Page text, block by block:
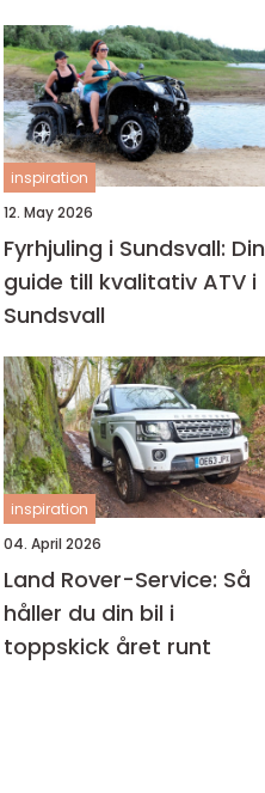
däck
inspiration
12. May 2026
Fyrhjuling i Sundsvall: Din
guide till kvalitativ ATV i
Sundsvall
inspiration
04. April 2026
Land Rover-Service: Så
håller du din bil i
toppskick året runt